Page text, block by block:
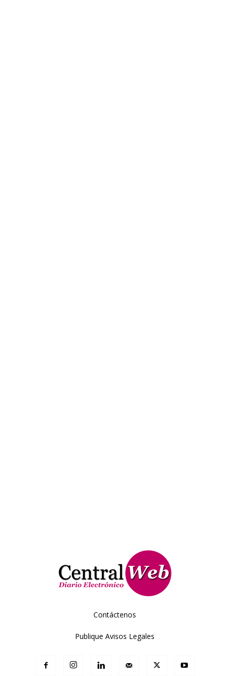
Contáctenos
Publique Avisos Legales